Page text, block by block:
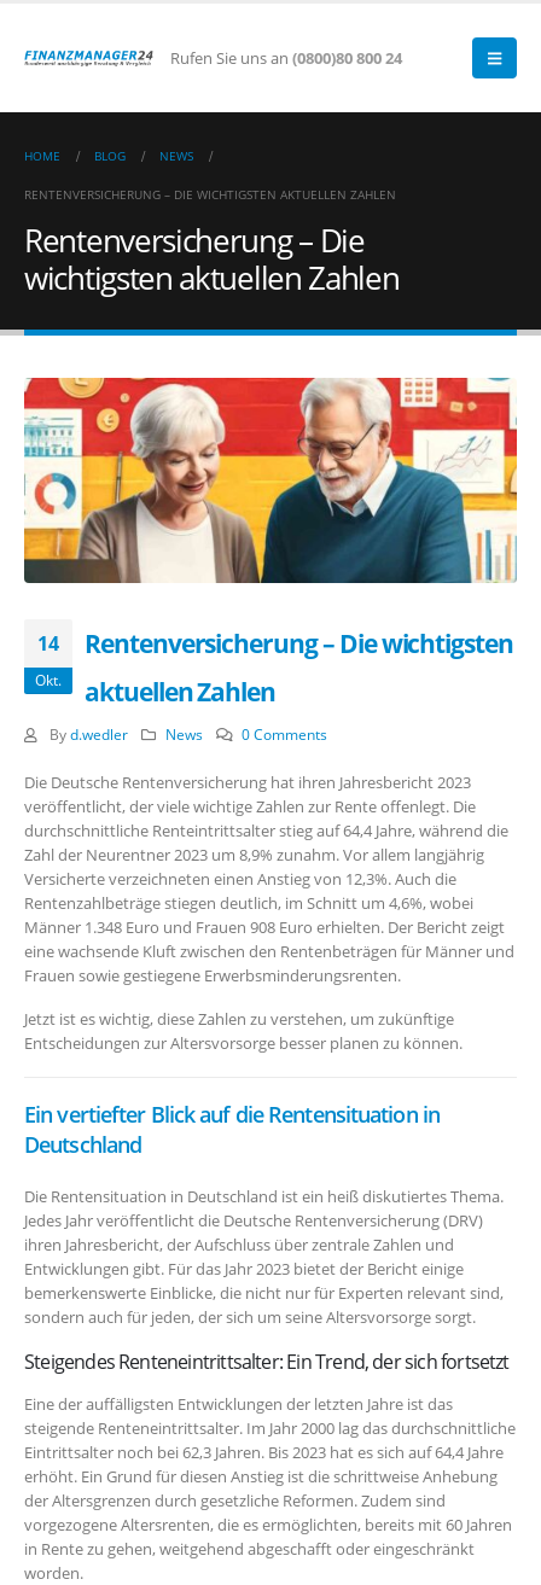
Rufen Sie uns an (0800)80 800 24
HOME BLOG NEWS
RENTENVERSICHERUNG – DIE WICHTIGSTEN AKTUELLEN ZAHLEN
Rentenversicherung – Die
wichtigsten aktuellen Zahlen
14
Okt.
Rentenversicherung – Die wichtigsten
aktuellen Zahlen
By d.wedler News 0 Comments
Die Deutsche Rentenversicherung hat ihren Jahresbericht 2023
veröffentlicht, der viele wichtige Zahlen zur Rente offenlegt. Die
durchschnittliche Renteintrittsalter stieg auf 64,4 Jahre, während die
Zahl der Neurentner 2023 um 8,9% zunahm. Vor allem langjährig
Versicherte verzeichneten einen Anstieg von 12,3%. Auch die
Rentenzahlbeträge stiegen deutlich, im Schnitt um 4,6%, wobei
Männer 1.348 Euro und Frauen 908 Euro erhielten. Der Bericht zeigt
eine wachsende Kluft zwischen den Rentenbeträgen für Männer und
Frauen sowie gestiegene Erwerbsminderungsrenten.
Jetzt ist es wichtig, diese Zahlen zu verstehen, um zukünftige
Entscheidungen zur Altersvorsorge besser planen zu können.
Ein vertiefter Blick auf die Rentensituation in
Deutschland
Die Rentensituation in Deutschland ist ein heiß diskutiertes Thema.
Jedes Jahr veröffentlicht die Deutsche Rentenversicherung (DRV)
ihren Jahresbericht, der Aufschluss über zentrale Zahlen und
Entwicklungen gibt. Für das Jahr 2023 bietet der Bericht einige
bemerkenswerte Einblicke, die nicht nur für Experten relevant sind,
sondern auch für jeden, der sich um seine Altersvorsorge sorgt.
Steigendes Renteneintrittsalter: Ein Trend, der sich fortsetzt
Eine der auffälligsten Entwicklungen der letzten Jahre ist das
steigende Renteneintrittsalter. Im Jahr 2000 lag das durchschnittliche
Eintrittsalter noch bei 62,3 Jahren. Bis 2023 hat es sich auf 64,4 Jahre
erhöht. Ein Grund für diesen Anstieg ist die schrittweise Anhebung
der Altersgrenzen durch gesetzliche Reformen. Zudem sind
vorgezogene Altersrenten, die es ermöglichten, bereits mit 60 Jahren
in Rente zu gehen, weitgehend abgeschafft oder eingeschränkt
worden.